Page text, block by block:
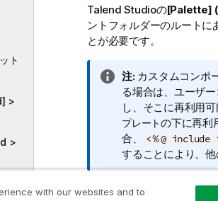
ト
>
>
Talend Studioの[Palette] (
ントフォルダーのルートに
とが必要です。
情
報
メ
モ
注:カスタムコンポ
る場合は、ユーザ
し、そこに再利用
プレートの下に再利
合、
<％@
することにより、
をクリック
with our websites and to